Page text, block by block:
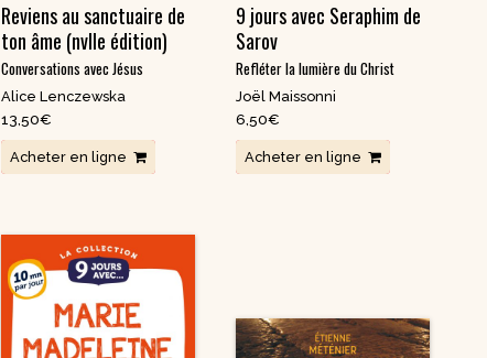
Reviens au sanctuaire de
ton âme (nvlle édition)
Conversations avec Jésus
Alice Lenczewska
13,50€
Acheter en ligne
9 jours avec Seraphim de
Sarov
Refléter la lumière du Christ
Joël Maissonni
6,50€
Acheter en ligne